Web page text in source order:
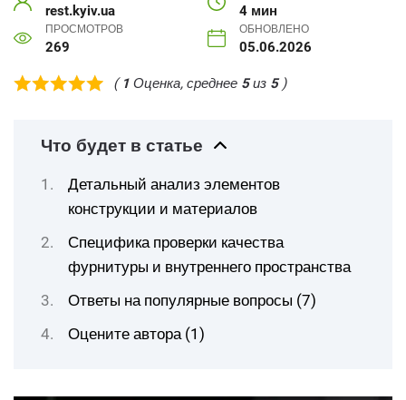
rest.kyiv.ua 4 мин
ПРОСМОТРОВ
269
ОБНОВЛЕНО
05.06.2026
( 1 Оценка, среднее 5из 5)
Что будет в статье
Детальный анализ элементов
конструкции и материалов
Специфика проверки качества
фурнитуры и внутреннего пространства
Ответы на популярные вопросы (7)
Оцените автора (1)